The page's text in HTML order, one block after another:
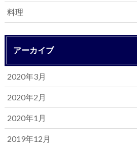
料理
アーカイブ
2020年3月
2020年2月
2020年1月
2019年12月